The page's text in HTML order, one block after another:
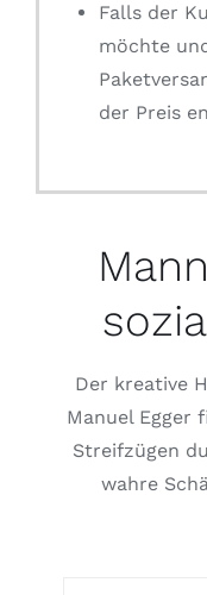
Falls der
möchte
der Preis
Der kreative
Manuel Egger
Streifzügen
wahre